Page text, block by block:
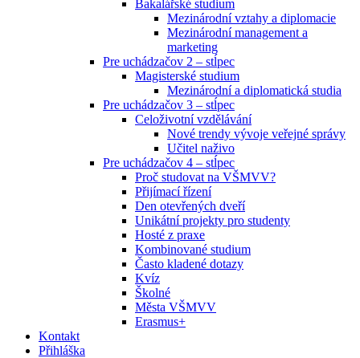
Bakalářské studium
Mezinárodní vztahy a diplomacie
Mezinárodní management a
marketing
Pre uchádzačov 2 – stĺpec
Magisterské studium
Mezinárodní a diplomatická studia
Pre uchádzačov 3 – stĺpec
Celoživotní vzdělávání
Nové trendy vývoje veřejné správy
Učitel naživo
Pre uchádzačov 4 – stĺpec
Proč studovat na VŠMVV?
Přijímací řízení
Den otevřených dveří
Unikátní projekty pro studenty
Hosté z praxe
Kombinované studium
Často kladené dotazy
Kvíz
Školné
Města VŠMVV
Erasmus+
Kontakt
Přihláška